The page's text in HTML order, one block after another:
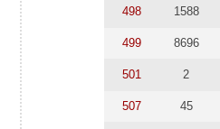
498 1588
499 8696
501 2
507 45